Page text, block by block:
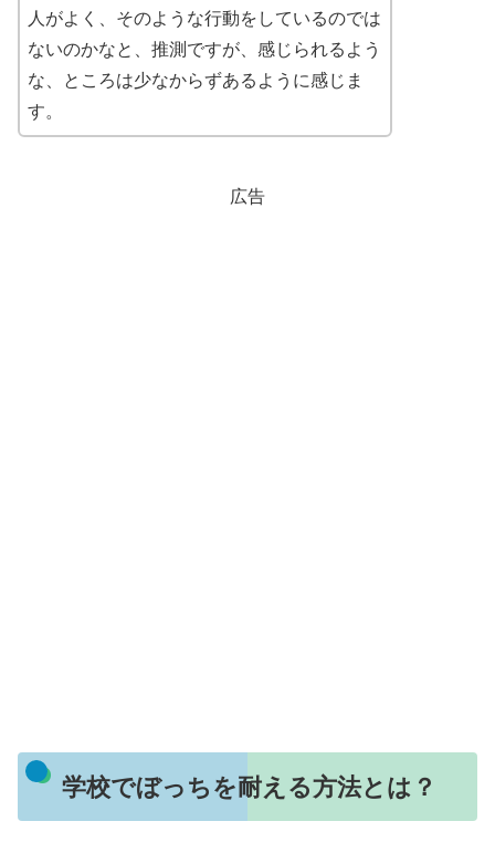
人がよく、そのような行動をしているのでは
ないのかなと、推測ですが、感じられるよう
な、ところは少なからずあるように感じま
す。
広告
学校でぼっちを耐える方法とは？